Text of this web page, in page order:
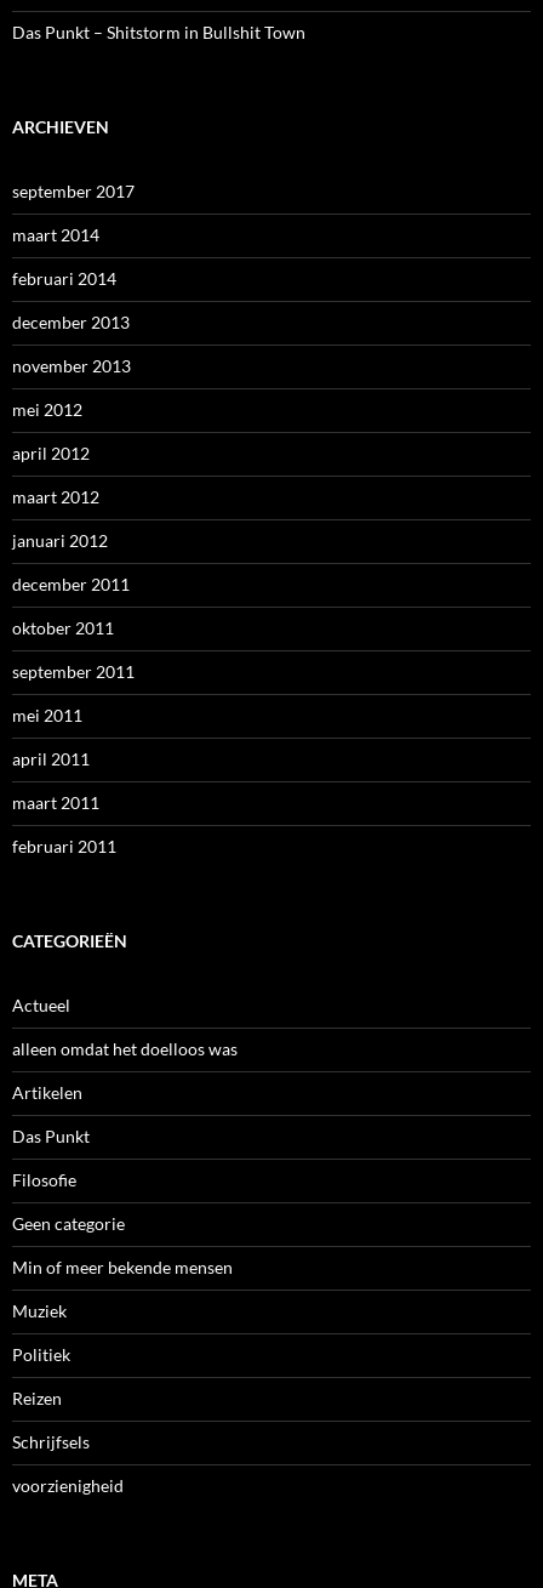
Das Punkt – Shitstorm in Bullshit Town
ARCHIEVEN
september 2017
maart 2014
februari 2014
december 2013
november 2013
mei 2012
april 2012
maart 2012
januari 2012
december 2011
oktober 2011
september 2011
mei 2011
april 2011
maart 2011
februari 2011
CATEGORIEËN
Actueel
alleen omdat het doelloos was
Artikelen
Das Punkt
Filosofie
Geen categorie
Min of meer bekende mensen
Muziek
Politiek
Reizen
Schrijfsels
voorzienigheid
META